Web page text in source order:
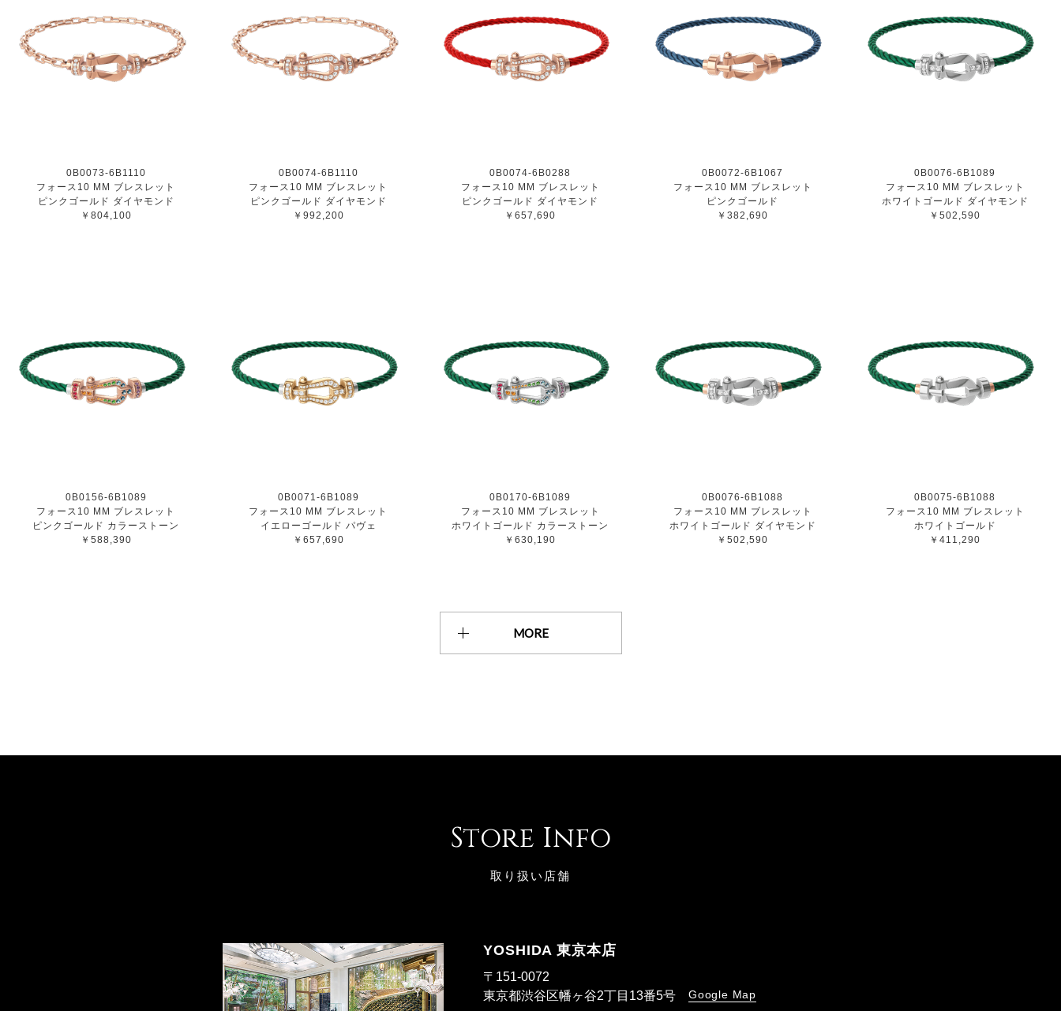
0B0073-6B1110
フォース10 MM ブレスレット
ピンクゴールド ダイヤモンド
￥804,100
0B0074-6B1110
フォース10 MM ブレスレット
ピンクゴールド ダイヤモンド
￥992,200
0B0074-6B0288
フォース10 MM ブレスレット
ピンクゴールド ダイヤモンド
￥657,690
0B0072-6B1067
フォース10 MM ブレスレット
ピンクゴールド
￥382,690
0B0076-6B1089
フォース10 MM ブレスレット
ホワイトゴールド ダイヤモンド
￥502,590
0B0156-6B1089
フォース10 MM ブレスレット
ピンクゴールド カラーストーン
￥588,390
0B0071-6B1089
フォース10 MM ブレスレット
イエローゴールド パヴェ
￥657,690
0B0170-6B1089
フォース10 MM ブレスレット
ホワイトゴールド カラーストーン
￥630,190
0B0076-6B1088
フォース10 MM ブレスレット
ホワイトゴールド ダイヤモンド
￥502,590
0B0075-6B1088
フォース10 MM ブレスレット
ホワイトゴールド
￥411,290
MORE
Store Info
取り扱い店舗
YOSHIDA 東京本店
〒151-0072
東京都渋谷区幡ヶ谷2丁目13番5号 Google Map